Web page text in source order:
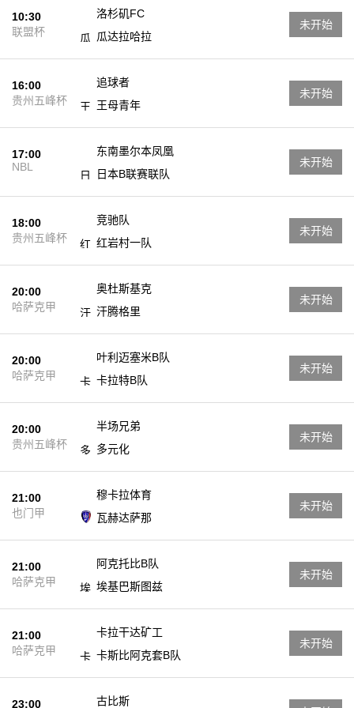
10:30
联盟杯
洛杉矶FC
瓜达拉哈拉
未开始
16:00
贵州五峰杯
追球者
王母青年
未开始
17:00
NBL
东南墨尔本凤凰
日本B联赛联队
未开始
18:00
贵州五峰杯
竞驰队
红岩村一队
未开始
20:00
哈萨克甲
奥杜斯基克
汗腾格里
未开始
20:00
哈萨克甲
叶利迈塞米B队
卡拉特B队
未开始
20:00
贵州五峰杯
半场兄弟
多元化
未开始
21:00
也门甲
穆卡拉体育
瓦赫达萨那
未开始
21:00
哈萨克甲
阿克托比B队
埃基巴斯图兹
未开始
21:00
哈萨克甲
卡拉干达矿工
卡斯比阿克套B队
未开始
23:00
古比斯